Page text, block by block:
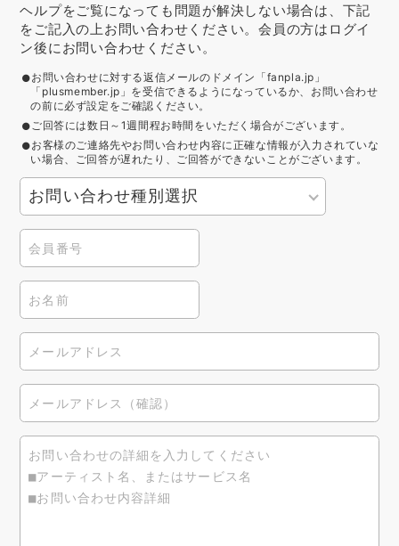
ヘルプをご覧になっても問題が解決しない場合は、下記
をご記入の上お問い合わせください。会員の方はログイ
ン後にお問い合わせください。
お問い合わせに対する返信メールのドメイン「fanpla.jp」
「plusmember.jp」を受信できるようになっているか、お問い合わせ
の前に必ず設定をご確認ください。
ご回答には数日～1週間程お時間をいただく場合がございます。
お客様のご連絡先やお問い合わせ内容に正確な情報が入力されていな
い場合、ご回答が遅れたり、ご回答ができないことがございます。